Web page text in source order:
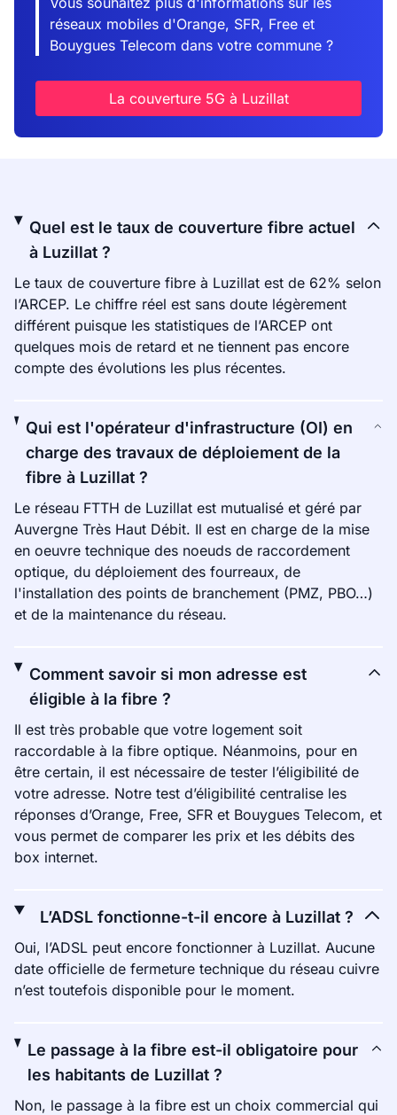
réseaux mobiles d'Orange, SFR, Free et
Bouygues Telecom dans votre commune ?
La couverture 5G à Luzillat
Quel est le taux de couverture fibre actuel
à Luzillat ?
Le taux de couverture fibre à Luzillat est de 62% selon
l’ARCEP. Le chiffre réel est sans doute légèrement
différent puisque les statistiques de l’ARCEP ont
quelques mois de retard et ne tiennent pas encore
compte des évolutions les plus récentes.
Qui est l'opérateur d'infrastructure (OI) en
charge des travaux de déploiement de la
fibre à Luzillat ?
Le réseau FTTH de Luzillat est mutualisé et géré par
Auvergne Très Haut Débit. Il est en charge de la mise
en oeuvre technique des noeuds de raccordement
optique, du déploiement des fourreaux, de
l'installation des points de branchement (PMZ, PBO…)
et de la maintenance du réseau.
Comment savoir si mon adresse est
éligible à la fibre ?
Il est très probable que votre logement soit
raccordable à la fibre optique. Néanmoins, pour en
être certain, il est nécessaire de tester l’éligibilité de
votre adresse. Notre test d’éligibilité centralise les
réponses d’Orange, Free, SFR et Bouygues Telecom, et
vous permet de comparer les prix et les débits des
box internet.
L’ADSL fonctionne-t-il encore à Luzillat ?
Oui, l’ADSL peut encore fonctionner à Luzillat. Aucune
date officielle de fermeture technique du réseau cuivre
n’est toutefois disponible pour le moment.
Le passage à la fibre est-il obligatoire pour
les habitants de Luzillat ?
Non, le passage à la fibre est un choix commercial qui